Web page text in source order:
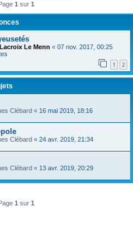
r
1 sur 1
Le Menn « 07 nov. 2017, 00:25
1 2
Clébard « 16 mai 2019, 18:16
Clébard « 24 avr. 2019, 21:34
Clébard « 13 avr. 2019, 20:29
1 sur 1